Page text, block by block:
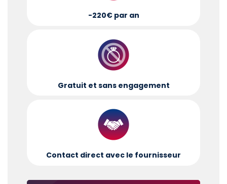
-220€ par an
Gratuit et sans engagement
Contact direct avec le fournisseur